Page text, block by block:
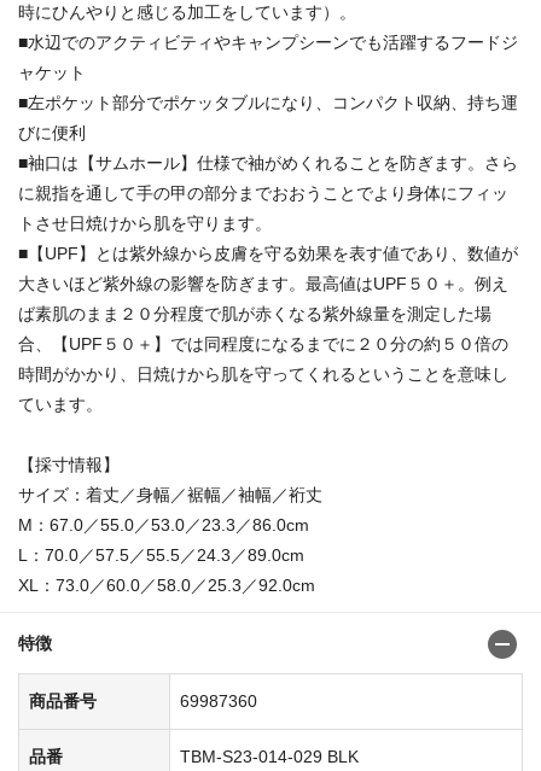
時にひんやりと感じる加工をしています）。
■水辺でのアクティビティやキャンプシーンでも活躍するフードジ
ャケット
■左ポケット部分でポケッタブルになり、コンパクト収納、持ち運
びに便利
■袖口は【サムホール】仕様で袖がめくれることを防ぎます。さら
に親指を通して手の甲の部分までおおうことでより身体にフィッ
トさせ日焼けから肌を守ります。
■【UPF】とは紫外線から皮膚を守る効果を表す値であり、数値が
大きいほど紫外線の影響を防ぎます。最高値はUPF５０＋。例え
ば素肌のまま２０分程度で肌が赤くなる紫外線量を測定した場
合、【UPF５０＋】では同程度になるまでに２０分の約５０倍の
時間がかかり、日焼けから肌を守ってくれるということを意味し
ています。
【採寸情報】
サイズ：着丈／身幅／裾幅／袖幅／裄丈
M：67.0／55.0／53.0／23.3／86.0cm
L：70.0／57.5／55.5／24.3／89.0cm
XL：73.0／60.0／58.0／25.3／92.0cm
特徴
商品番号 69987360
品番 TBM-S23-014-029 BLK